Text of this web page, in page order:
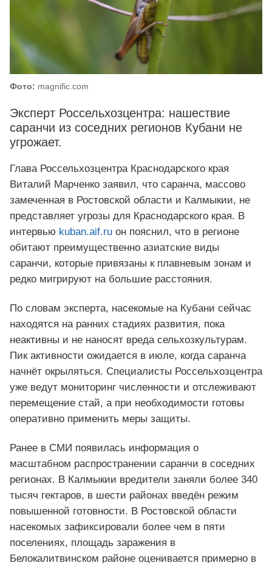
Фото: magnific.com
Эксперт Россельхозцентра: нашествие
саранчи из соседних регионов Кубани не
угрожает.
Глава Россельхозцентра Краснодарского края
Виталий Марченко заявил, что саранча, массово
замеченная в Ростовской области и Калмыкии, не
представляет угрозы для Краснодарского края. В
интервью kuban.aif.ru он пояснил, что в регионе
обитают преимущественно азиатские виды
саранчи, которые привязаны к плавневым зонам и
редко мигрируют на большие расстояния.
По словам эксперта, насекомые на Кубани сейчас
находятся на ранних стадиях развития, пока
неактивны и не наносят вреда сельхозкультурам.
Пик активности ожидается в июле, когда саранча
начнёт окрыляться. Специалисты Россельхозцентра
уже ведут мониторинг численности и отслеживают
перемещение стай, а при необходимости готовы
оперативно применить меры защиты.
Ранее в СМИ появилась информация о
масштабном распространении саранчи в соседних
регионах. В Калмыкии вредители заняли более 340
тысяч гектаров, в шести районах введён режим
повышенной готовности. В Ростовской области
насекомых зафиксировали более чем в пяти
поселениях, площадь заражения в
Белокалитвинском районе оценивается примерно в